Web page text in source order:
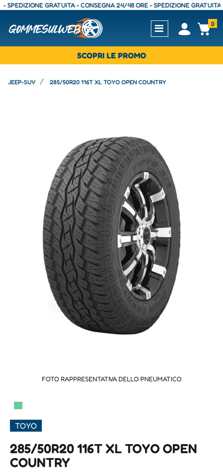
GRATUITA - CONSEGNA 24/48 ORE - SPEDIZIONE GRATUITA -
Open0
SCOPRI LE PROMO
JEEP-SUV 285/50R20 116T XL TOYO OPEN COUNTRY
FOTO RAPPRESENTATIVA DELLO PNEUMATICO
▀
TOYO
285/50R20 116T XL TOYO OPEN
COUNTRY